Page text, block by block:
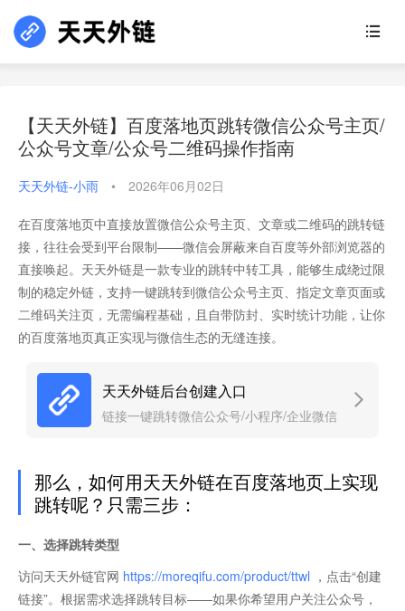
【天天外链】百度落地页跳转微信公众号主页/
公众号文章/公众号二维码操作指南
天天外链-小雨 • 2026年06月02日
在百度落地页中直接放置微信公众号主页、文章或二维码的跳转链
接，往往会受到平台限制——微信会屏蔽来自百度等外部浏览器的
直接唤起。天天外链是一款专业的跳转中转工具，能够生成绕过限
制的稳定外链，支持一键跳转到微信公众号主页、指定文章页面或
二维码关注页，无需编程基础，且自带防封、实时统计功能，让你
的百度落地页真正实现与微信生态的无缝连接。
天天外链后台创建入口
链接一键跳转微信公众号/小程序/企业微信
那么，如何用天天外链在百度落地页上实现
跳转呢？只需三步：
一、选择跳转类型
访问天天外链官网 https://moreqifu.com/product/ttwl ，点击“创建
链接”。根据需求选择跳转目标——如果你希望用户关注公众号，